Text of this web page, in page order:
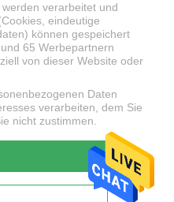
Verbindungsstücke
LWL Dämpfungsglied
LWL-Kabel
Unterzeichnen
verarbeitet und
eindeutige
können gespeichert
65 Werbepartnern
von dieser Website oder
Daten
verarbeiten, dem Sie
nicht zustimmen.